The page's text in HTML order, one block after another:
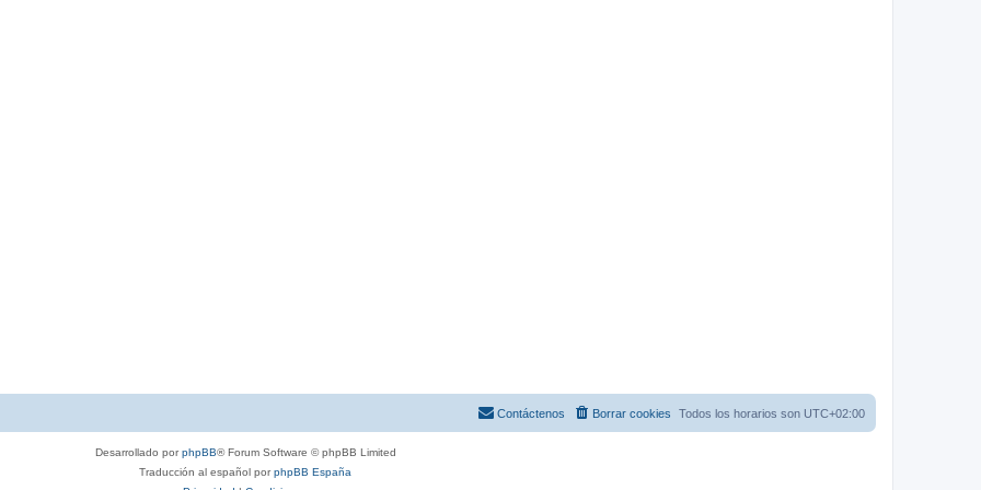
Todos los horarios son UTC+02:00
Borrar cookies
Contáctenos
Desarrollado porphpBB® Forum Software © phpBB Limited
Traducción al español porphpBB España